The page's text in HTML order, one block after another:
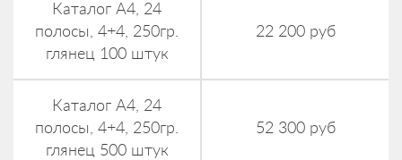
Каталог А4, 24
полосы, 4+4, 250гр.
глянец 100 штук
22 200 руб
Каталог А4, 24
полосы, 4+4, 250гр.
глянец 500 штук
52 300 руб